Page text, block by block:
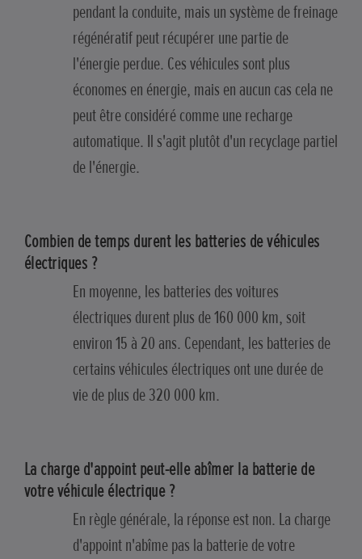
pendant la conduite, mais un système de freinage
régénératif peut récupérer une partie de
l'énergie perdue. Ces véhicules sont plus
économes en énergie, mais en aucun cas cela ne
peut être considéré comme une recharge
automatique. Il s'agit plutôt d'un recyclage partiel
de l'énergie.
Combien de temps durent les batteries de véhicules
électriques ?
En moyenne, les batteries des voitures
électriques durent plus de 160 000 km, soit
environ 15 à 20 ans. Cependant, les batteries de
certains véhicules électriques ont une durée de
vie de plus de 320 000 km.
La charge d'appoint peut-elle abîmer la batterie de
votre véhicule électrique ?
En règle générale, la réponse est non. La charge
d'appoint n'abîme pas la batterie de votre